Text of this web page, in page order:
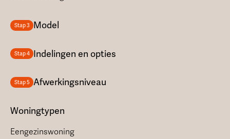
Stap 3 Model
Stap 4 Indelingen en opties
Stap 5 Afwerkingsniveau
Woningtypen
Eengezinswoning